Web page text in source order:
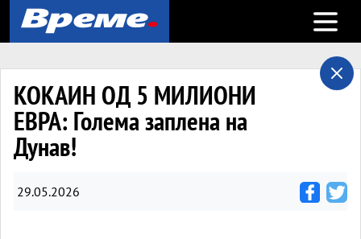
Open
КОКАИН ОД 5 МИЛИОНИ
ЕВРА: Голема заплена на
Дунав!
29.05.2026